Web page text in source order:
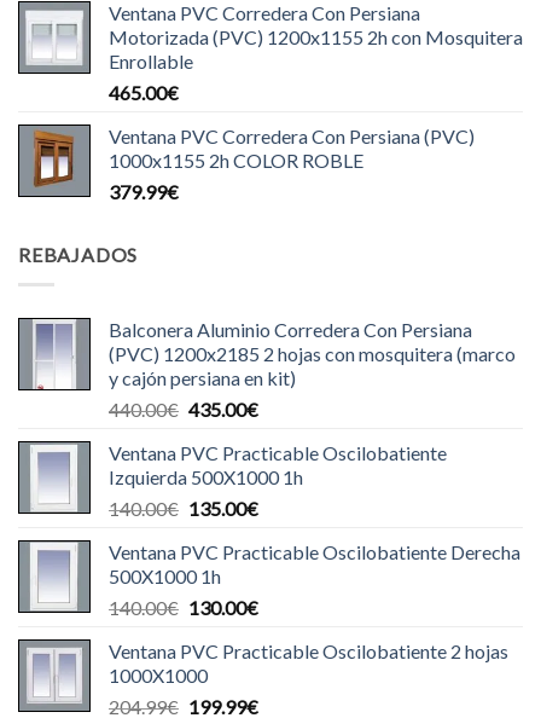
Ventana PVC Corredera Con Persiana
Motorizada (PVC) 1200x1155 2h con Mosquitera
Enrollable
465.00€
Ventana PVC Corredera Con Persiana (PVC)
1000x1155 2h COLOR ROBLE
379.99€
REBAJADOS
Balconera Aluminio Corredera Con Persiana
(PVC) 1200x2185 2 hojas con mosquitera (marco
y cajón persiana en kit)
440.00€ El
original
era:
440.00€.
435.00€El
actual
es:
435.00€.
Ventana PVC Practicable Oscilobatiente
Izquierda 500X1000 1h
140.00€ El
original
era:
140.00€.
135.00€El
actual
135.00€.
Ventana PVC Practicable Oscilobatiente Derecha
500X1000 1h
140.00€ El
original
era:
140.00€.
130.00€El
actual
130.00€.
Ventana PVC Practicable Oscilobatiente 2 hojas
1000X1000
204.99€ El
199.99€El